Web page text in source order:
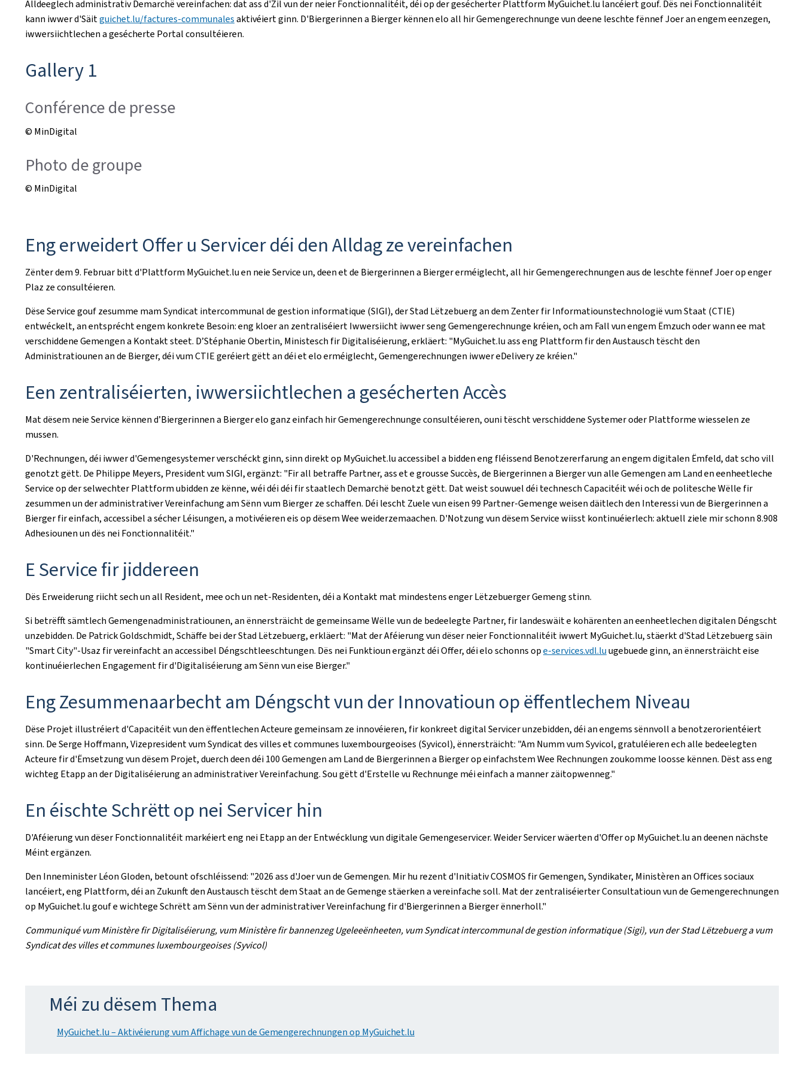
Alldeeglech administrativ Demarchë vereinfachen: dat ass d'Zil vun der neier Fonctionnalitéit, déi op der gesécherter Plattform MyGuichet.lu lancéiert gouf. Dës nei Fonctionnalitéit
kann iwwer d'Säitguichet.lu/factures-communalesaktivéiert ginn. D'Biergerinnen a Bierger kënnen elo all hir Gemengerechnunge vun deene leschte fënnef Joer an engem eenzegen,
iwwersiichtlechen a gesécherte Portal consultéieren.
Gallery 1
Conférence de presse
© MinDigital
Photo de groupe
© MinDigital
Eng erweidert Offer u Servicer déi den Alldag ze vereinfachen
Zënter dem 9. Februar bitt d'Plattform MyGuichet.lu en neie Service un, deen et de Biergerinnen a Bierger erméiglecht, all hir Gemengerechnungen aus de leschte fënnef Joer op enger
Plaz ze consultéieren.
Dëse Service gouf zesumme mam Syndicat intercommunal de gestion informatique (SIGI), der Stad Lëtzebuerg an dem Zenter fir Informatiounstechnologië vum Staat (CTIE)
entwéckelt, an entsprécht engem konkrete Besoin: eng kloer an zentraliséiert Iwwersiicht iwwer seng Gemengerechnunge kréien, och am Fall vun engem Ëmzuch oder wann ee mat
verschiddene Gemengen a Kontakt steet. D’Stéphanie Obertin, Ministesch fir Digitaliséierung, erkläert: "MyGuichet.lu ass eng Plattform fir den Austausch tëscht den
Administratiounen an de Bierger, déi vum CTIE geréiert gëtt an déi et elo erméiglecht, Gemengerechnungen iwwer eDelivery ze kréien."
Een zentraliséierten, iwwersiichtlechen a gesécherten Accès
Mat dësem neie Service kënnen d’Biergerinnen a Bierger elo ganz einfach hir Gemengerechnunge consultéieren, ouni tëscht verschiddene Systemer oder Plattforme wiesselen ze
mussen.
D'Rechnungen, déi iwwer d'Gemengesystemer verschéckt ginn, sinn direkt op MyGuichet.lu accessibel a bidden eng fléissend Benotzererfarung an engem digitalen Ëmfeld, dat scho vill
genotzt gëtt. De Philippe Meyers, President vum SIGI, ergänzt: "Fir all betraffe Partner, ass et e grousse Succès, de Biergerinnen a Bierger vun alle Gemengen am Land en eenheetleche
Service op der selwechter Plattform ubidden ze kënne, wéi déi déi fir staatlech Demarchë benotzt gëtt. Dat weist souwuel déi technesch Capacitéit wéi och de politesche Wëlle fir
zesummen un der administrativer Vereinfachung am Sënn vum Bierger ze schaffen. Déi lescht Zuele vun eisen 99 Partner-Gemenge weisen däitlech den Interessi vun de Biergerinnen a
Bierger fir einfach, accessibel a sécher Léisungen, a motivéieren eis op dësem Wee weiderzemaachen. D'Notzung vun dësem Service wiisst kontinuéierlech: aktuell ziele mir schonn 8.908
Adhesiounen un dës nei Fonctionnalitéit."
E Service fir jiddereen
Dës Erweiderung riicht sech un all Resident, mee och un net-Residenten, déi a Kontakt mat mindestens enger Lëtzebuerger Gemeng stinn.
Si betrëfft sämtlech Gemengenadministratiounen, an ënnersträicht de gemeinsame Wëlle vun de bedeelegte Partner, fir landeswäit e kohärenten an eenheetlechen digitalen Déngscht
unzebidden. De Patrick Goldschmidt, Schäffe bei der Stad Lëtzebuerg, erkläert: "Mat der Aféierung vun dëser neier Fonctionnalitéit iwwert MyGuichet.lu, stäerkt d'Stad Lëtzebuerg säin
"Smart City"-Usaz fir vereinfacht an accessibel Déngschtleeschtungen. Dës nei Funktioun ergänzt déi Offer, déi elo schonns ope-services.vdl.luugebuede ginn, an ënnersträicht eise
kontinuéierlechen Engagement fir d'Digitaliséierung am Sënn vun eise Bierger."
Eng Zesummenaarbecht am Déngscht vun der Innovatioun op ëffentlechem Niveau
Dëse Projet illustréiert d'Capacitéit vun den ëffentlechen Acteure gemeinsam ze innovéieren, fir konkreet digital Servicer unzebidden, déi an engems sënnvoll a benotzerorientéiert
sinn. De Serge Hoffmann, Vizepresident vum Syndicat des villes et communes luxembourgeoises (Syvicol), ënnersträicht: "Am Numm vum Syvicol, gratuléieren ech alle bedeelegten
Acteure fir d'Ëmsetzung vun dësem Projet, duerch deen déi 100 Gemengen am Land de Biergerinnen a Bierger op einfachstem Wee Rechnungen zoukomme loosse kënnen. Dëst ass eng
wichteg Etapp an der Digitaliséierung an administrativer Vereinfachung. Sou gëtt d'Erstelle vu Rechnunge méi einfach a manner zäitopwenneg."
En éischte Schrëtt op nei Servicer hin
D'Aféierung vun dëser Fonctionnalitéit markéiert eng nei Etapp an der Entwécklung vun digitale Gemengeservicer. Weider Servicer wäerten d'Offer op MyGuichet.lu an deenen nächste
Méint ergänzen.
Den Inneminister Léon Gloden, betount ofschléissend: "2026 ass d'Joer vun de Gemengen. Mir hu rezent d'Initiativ COSMOS fir Gemengen, Syndikater, Ministèren an Offices sociaux
lancéiert, eng Plattform, déi an Zukunft den Austausch tëscht dem Staat an de Gemenge stäerken a vereinfache soll. Mat der zentraliséierter Consultatioun vun de Gemengerechnungen
op MyGuichet.lu gouf e wichtege Schrëtt am Sënn vun der administrativer Vereinfachung fir d'Biergerinnen a Bierger ënnerholl."
Communiqué vum Ministère fir Digitaliséierung, vum Ministère fir bannenzeg Ugeleeënheeten, vum Syndicat intercommunal de gestion informatique (Sigi), vun der Stad Lëtzebuerg a vum
Syndicat des villes et communes luxembourgeoises (Syvicol)
Méi zu dësem Thema
MyGuichet.lu – Aktivéierung vum Affichage vun de Gemengerechnungen op MyGuichet.lu